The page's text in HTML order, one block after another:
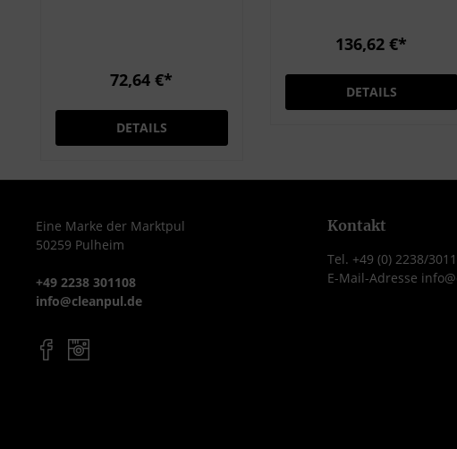
in Großküche und
umweltfreundlich mit EU-
Reinigung, wirksame
beseitigt leichte
Lebensmittelfarbstoffrüc
Reinigungsergebnisse
auch bei mittlerer
Spülergebnisse mit
72,64 €*
DETAILS
Reinigungsleistung
136,62 €*
DETAILS
Eine Marke der Marktpul
50259 Pulheim
+49 2238 301108
info@cleanpul.de
Kontakt
Tel. +49 (0) 2238/
E-Mail-Adresse